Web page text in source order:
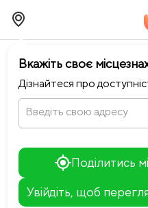
Вкажіть своє
Дізнайтеся про
Введіть свою адресу
Поділитись
Увійдіть, щоб
Тимчасово можливі
chevron_leftПовернутися до Хутір